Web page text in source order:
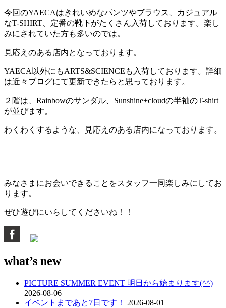
今回のYAECAはきれいめなパンツやブラウス、カジュアル
なT-SHIRT、定番の靴下がたくさん入荷しております。楽し
みにされていた方も多いのでは。
見応えのある店内となっております。
YAECA以外にもARTS&SCIENCEも入荷しております。詳細
は近々ブログにて更新できたらと思っております。
２階は、Rainbowのサンダル、Sunshine+cloudの半袖のT-shirt
が並びます。
わくわくするような、見応えのある店内になっております。
みなさまにお会いできることをスタッフ一同楽しみにしてお
ります。
ぜひ遊びにいらしてくださいね！！
what’s new
PICTURE SUMMER EVENT 明日から始まります(^^)
2026-08-06
イベントまであと7日です！
2026-08-01